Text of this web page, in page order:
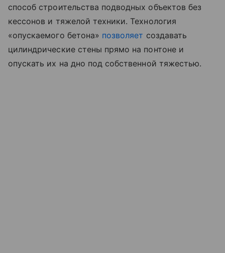
способ строительства подводных объектов без
кессонов и тяжелой техники. Технология
«опускаемого бетона» позволяет создавать
цилиндрические стены прямо на понтоне и
опускать их на дно под собственной тяжестью.